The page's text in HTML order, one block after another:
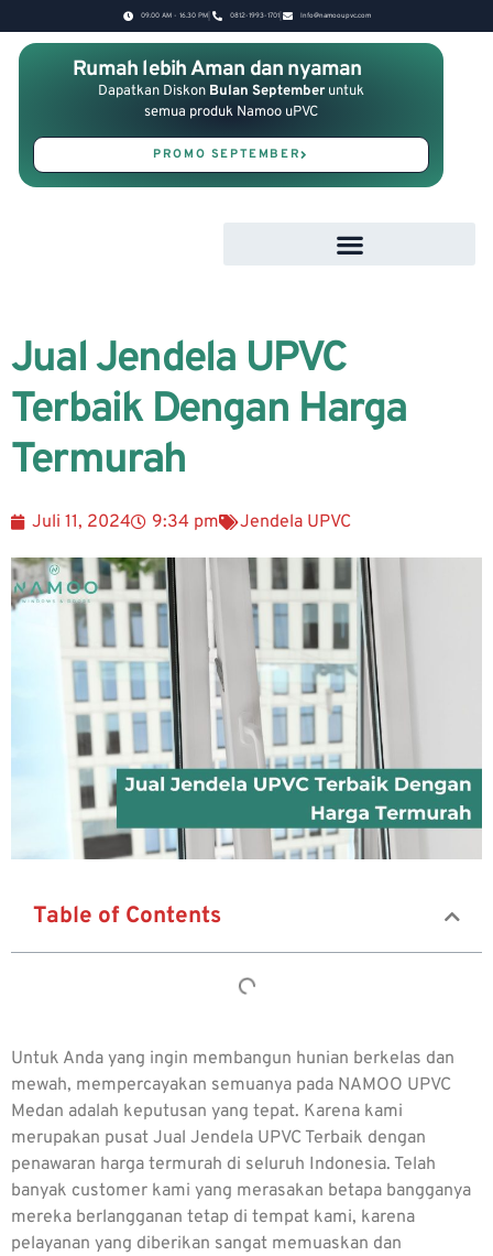
09.00 AM - 16.30 PM 0812-1993-1701 Info@namooupvc.com
Rumah lebih Aman dan nyaman
Dapatkan Diskon Bulan September untuk
semua produk Namoo uPVC
PROMO SEPTEMBER
Jual Jendela UPVC
Terbaik Dengan Harga
Termurah
Juli 11, 2024 9:34 pm Jendela UPVC
Table of Contents
Untuk Anda yang ingin membangun hunian berkelas dan
mewah, mempercayakan semuanya pada NAMOO UPVC
Medan adalah keputusan yang tepat. Karena kami
merupakan pusat Jual Jendela UPVC Terbaik dengan
penawaran harga termurah di seluruh Indonesia. Telah
banyak customer kami yang merasakan betapa bangganya
mereka berlangganan tetap di tempat kami, karena
pelayanan yang diberikan sangat memuaskan dan